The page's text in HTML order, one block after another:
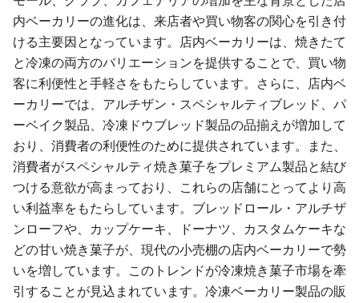
内ベーカリーの進化は、来店者や買い物客の関心を引き付
ける主要因となっています。店内ベーカリーは、焼きたて
と冷凍の両方のバリエーションを提供することで、買い物
客に利便性と手軽さをもたらしています。さらに、店内ベ
ーカリーでは、アルチザン・スペシャルティブレッド、パ
ーベイク製品、冷凍ドウブレッド製品の品揃えが増加して
おり、消費者の利便性のために提供されています。また、
消費者がスペシャルティ焼き菓子をプレミアム製品と結び
つける意欲が高まっており、これらの店舗にとってより高
い利益率をもたらしています。ブレッドロール・アルチザ
ンローフや、カップケーキ、ドーナツ、カスタムケーキな
どの甘い焼き菓子が、現代の小売棚の店内ベーカリーで勢
いを増しています。このトレンドが冷凍焼き菓子市場を牽
引することが見込まれています。冷凍ベーカリー製品の販